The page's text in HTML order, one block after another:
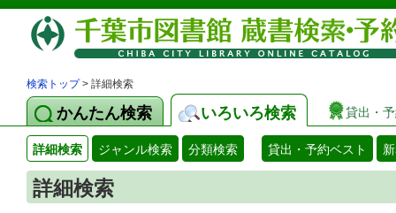
検索トップ> 詳細検索
かんたん検索 いろいろ検索 貸出・
詳細検索 ジャンル検索 分類検索 貸出・予約ベスト
詳細検索